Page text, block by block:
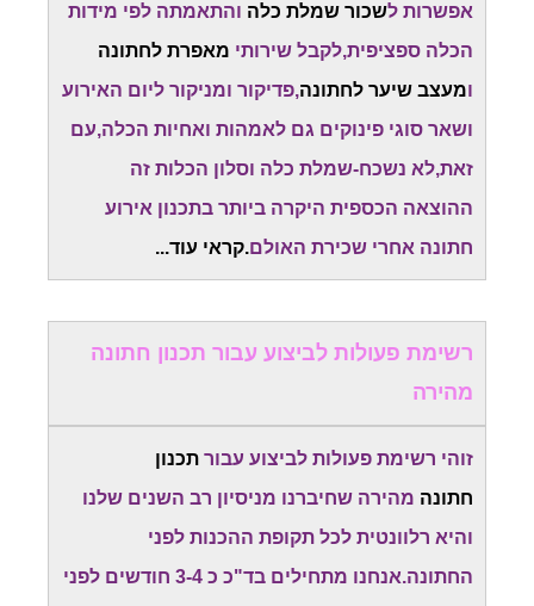
אפשרות לשכור שמלת כלה והתאמתה לפי מידות
הכלה ספציפית,לקבל שירותי מאפרת לחתונה
ומעצב שיער לחתונה,פדיקור ומניקור ליום האירוע
ושאר סוגי פינוקים גם לאמהות ואחיות הכלה,עם
זאת,לא נשכח-שמלת כלה וסלון הכלות זה
ההוצאה הכספית היקרה ביותר בתכנון אירוע
חתונה אחרי שכירת האולם.קראי עוד...
רשימת פעולות לביצוע עבור תכנון חתונה
מהירה
זוהי רשימת פעולות לביצוע עבור תכנון
חתונה מהירה שחיברנו מניסיון רב השנים שלנו
והיא רלוונטית לכל תקופת ההכנות לפני
החתונה.אנחנו מתחילים בד"כ כ 3-4 חודשים לפני